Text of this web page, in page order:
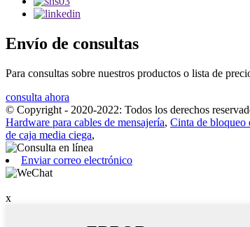
Envío de consultas
Para consultas sobre nuestros productos o lista de
consulta ahora
© Copyright - 2020-2022: Todos los derechos
Hardware para cables de mensajería, Cinta de bloqueo
de caja media ciega,
Enviar correo electrónico
x